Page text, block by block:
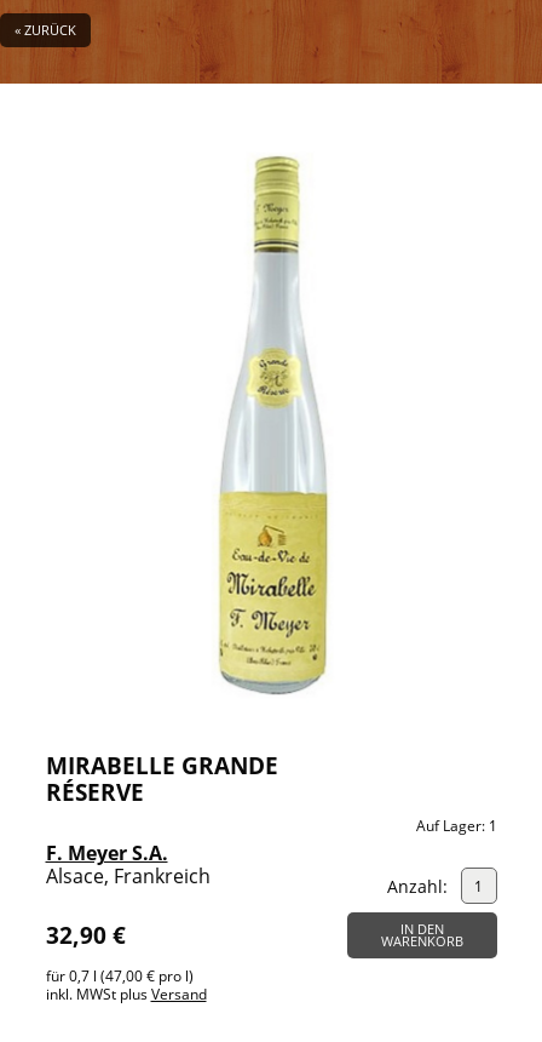
« ZURÜCK
MIRABELLE GRANDE
RÉSERVE
F. Meyer S.A.
Alsace, Frankreich
32,90 €
für 0,7 l (47,00 € pro l)
inkl. MWSt plusVersand
Auf Lager: 1
Anzahl:
IN DEN
WARENKORB